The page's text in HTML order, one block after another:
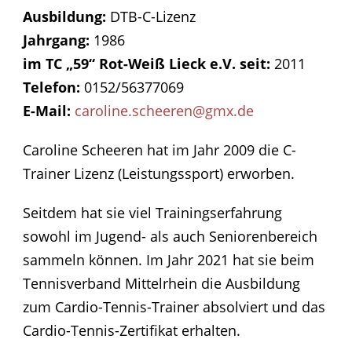
Ausbildung: DTB-C-Lizenz
Jahrgang: 1986
im TC „59“ Rot-Weiß Lieck e.V. seit: 2011
Telefon: 0152/56377069
E-Mail: caroline.scheeren@gmx.de
Caroline Scheeren hat im Jahr 2009 die C-
Trainer Lizenz (Leistungssport) erworben.
Seitdem hat sie viel Trainingserfahrung
sowohl im Jugend- als auch Seniorenbereich
sammeln können. Im Jahr 2021 hat sie beim
Tennisverband Mittelrhein die Ausbildung
zum Cardio-Tennis-Trainer absolviert und das
Cardio-Tennis-Zertifikat erhalten.